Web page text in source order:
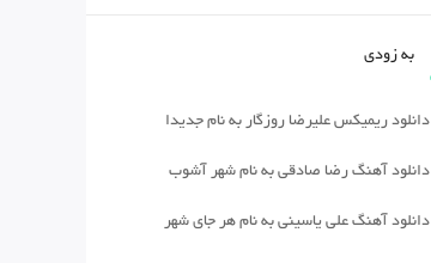
به زودی
دانلود ریمیکس علیرضا روزگار به نام جدیدا
دانلود آهنگ رضا صادقی به نام شهر آشوب
دانلود آهنگ علی یاسینی به نام هر جای شهر